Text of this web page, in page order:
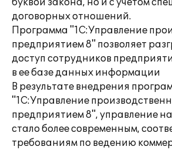
буквой закона, но и с учетом
договорных отношений.
Программа "1С:Управление
предприятием 8" позволяет
доступ сотрудников
в ее базе данных информации
В результате внедрения
"1C:Управление
предприятием 8", управление
стало более современным,
требованиям по ведению